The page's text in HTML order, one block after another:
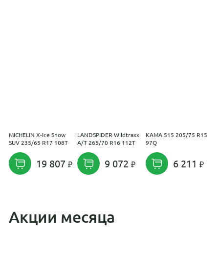
MICHELIN X-Ice Snow
SUV 235/65 R17 108T
19 807
LANDSPIDER Wildtraxx
A/T 265/70 R16 112T
9 072
KAMA 515 205/75 R15
97Q
6 211
Акции месяца